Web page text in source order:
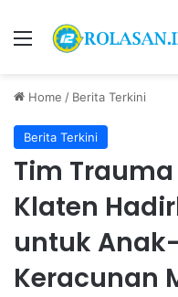
Menu
Home / Berita Terkini
Berita Terkini
Tim
Klaten
untuk
Keracunan